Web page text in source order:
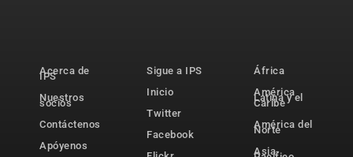
Acerca de
IPS
Nuestros
socios
Contáctenos
Apóyenos
Sigue a IPS
Inicio
Twitter
Facebook
África
América
Latina y el
Caribe
América del
Norte
Asia-